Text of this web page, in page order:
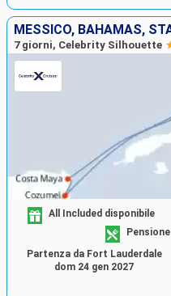
MESSICO, BAHAMAS,
7 giorni, Celebrity Silhouette
All Included disponibile
Partenza da Fort Lauderdale
dom 24 gen 2027